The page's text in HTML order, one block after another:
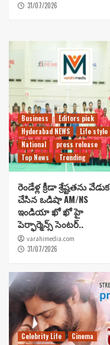
31/07/2026
Business
Editors pick
Hyderabad NEWS
Life style
National
press release
Top News
Trending
రెండేళ్ల క్రీడా శ్రేష్టతను వేడుక
చేసిన ఒడిషా AM/NS
ఇండియా ఖో ఖో హై
పెర్ఫార్మెన్స్ సెంటర్..
varahimedia.com
31/07/2026
Celebrity Life
Cinema